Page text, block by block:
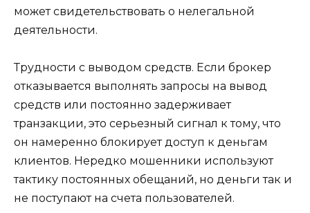
может свидетельствовать о нелегальной
деятельности.
Трудности с выводом средств. Если брокер
отказывается выполнять запросы на вывод
средств или постоянно задерживает
транзакции, это серьезный сигнал к тому, что
он намеренно блокирует доступ к деньгам
клиентов. Нередко мошенники используют
тактику постоянных обещаний, но деньги так и
не поступают на счета пользователей.